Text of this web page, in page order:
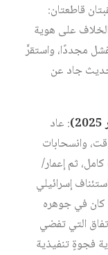
قاطعتان:
على هوية
مجددًا، واستقرَّ
جاد عن
: عاد
(وقف مؤقت، وانسحابات
كامل، ثم إعمار/
إسرائيلي
كان في جوهره
التي تفضي
فجوةٍ تنفيذية